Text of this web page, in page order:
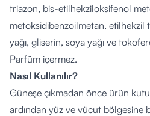
triazon, bis-etilhekziloksifenol
metoksidibenzoilmetan, etilhekzil
yağı, gliserin, soya yağı ve
Parfüm içermez.
Nasıl Kullanılır?
Güneşe çıkmadan önce ürün
ardından yüz ve vücut bölgesine